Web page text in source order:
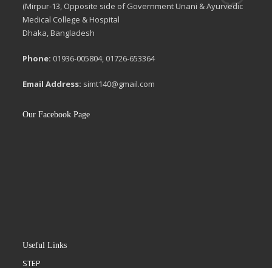
(Mirpur-13, Opposite side of Government Unani & Ayurvedic
Medical College & Hospital
Dhaka, Bangladesh
Phone: 01936-005804, 01726-653364
Email Address: simt140@gmail.com
Our Facebook Page
Useful Links
STEP